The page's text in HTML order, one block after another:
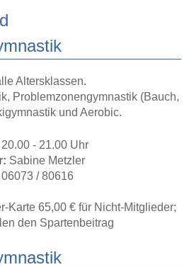
Altersklassen.
Problemzonengymnastik (Bauch,
und Aerobic.
- 21.00 Uhr
Sabine Metzler
06073 / 80616
Karte 65,00 € für Nicht-Mitglieder;
den Spartenbeitrag